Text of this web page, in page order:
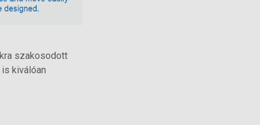
szakosodott
kiválóan